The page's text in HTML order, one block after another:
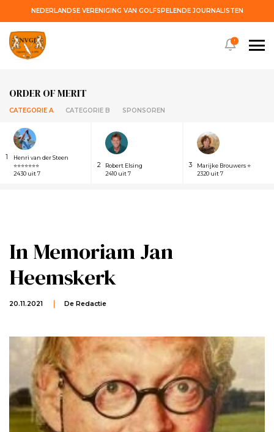
NEDERLANDSE VERENIGING VAN GOLFSPELENDE JOURNALISTEN
ORDER OF MERIT
CATEGORIE A CATEGORIE B SPONSOREN
1
Henri van der Steen
⭐⭐⭐⭐⭐⭐⭐
2430 uit 7
2
Robert Elsing
2410 uit 7
3
Marijke Brouwers ⭐
2320 uit 7
!
In Memoriam Jan
Heemskerk
20.11.2021 De Redactie